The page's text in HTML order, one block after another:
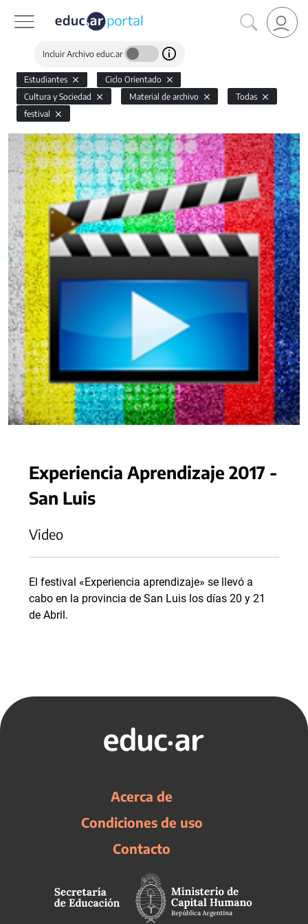
Incluir Archivo educ.ar
Estudiantes
Ciclo Orientado
Cultura y Sociedad
Material de archivo
Todas
festival
Experiencia Aprendizaje 2017 -
San Luis
Video
El festival «Experiencia aprendizaje» se llevó a
cabo en la provincia de San Luis los días 20 y 21
de Abril.
Acerca de
Condiciones de uso
Contacto